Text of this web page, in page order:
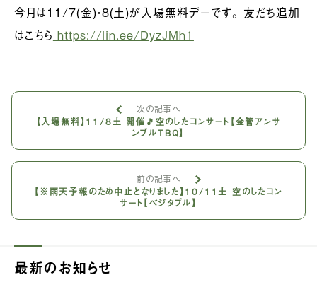
今月は11/7(金)・8(土)が入場無料デーです。 友だち追加
はこちら https://lin.ee/DyzJMh1
次の記事へ
【入場無料】11/8土 開催🎵空のしたコンサート【金管アンサ
ンブルTBQ】
前の記事へ
【※雨天予報のため中止となりました】10/11土 空のしたコン
サート【ベジタブル】
最新のお知らせ